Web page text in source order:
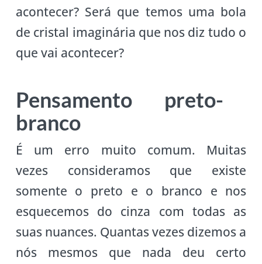
acontecer? Será que temos uma bola
de cristal imaginária que nos diz tudo o
que vai acontecer?
Pensamento preto-
branco
É um erro muito comum. Muitas
vezes consideramos que existe
somente o preto e o branco e nos
esquecemos do cinza com todas as
suas nuances. Quantas vezes dizemos a
nós mesmos que nada deu certo